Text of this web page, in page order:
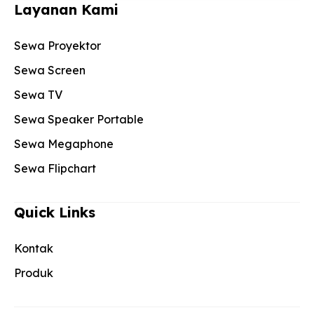
Layanan Kami
Sewa Proyektor
Sewa Screen
Sewa TV
Sewa Speaker Portable
Sewa Megaphone
Sewa Flipchart
Quick Links
Kontak
Produk